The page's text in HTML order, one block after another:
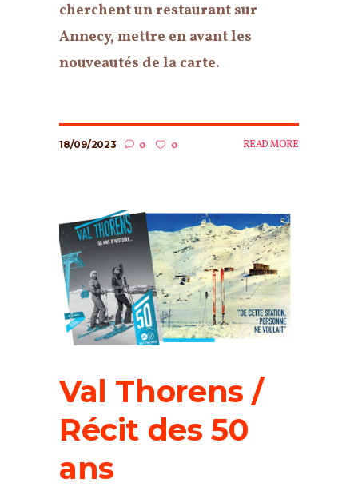
cherchent un restaurant sur
Annecy, mettre en avant les
nouveautés de la carte.
18/09/2023 0 0 READ MORE
Val Thorens /
Récit des 50
ans